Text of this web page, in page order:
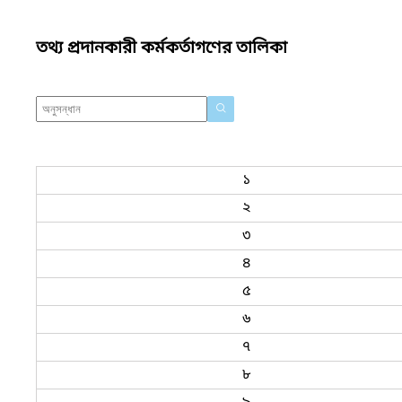
তথ্য প্রদানকারী কর্মকর্তাগণের তালিকা
১
২
৩
৪
৫
৬
৭
৮